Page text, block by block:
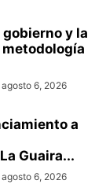
y la
agosto 6, 2026
a
Guaira...
agosto 6, 2026